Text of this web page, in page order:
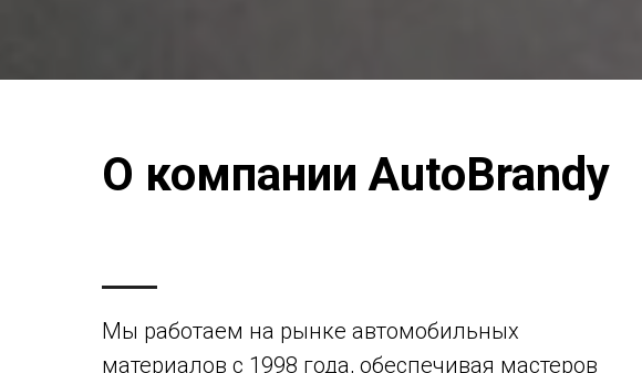
О компании AutoBrandy
Мы работаем на рынке автомобильных
материалов с 1998 года, обеспечивая мастеров